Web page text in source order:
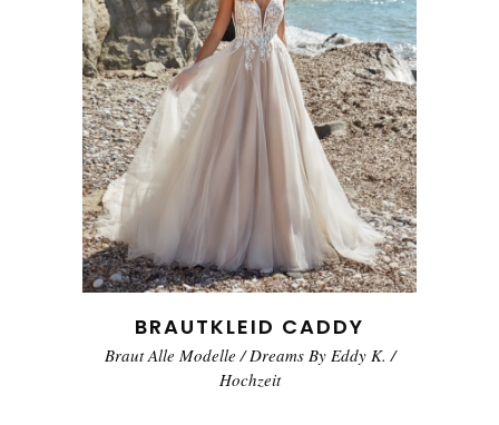
BRAUTKLEID CADDY
Braut Alle Modelle /Dreams By Eddy K. /
Hochzeit